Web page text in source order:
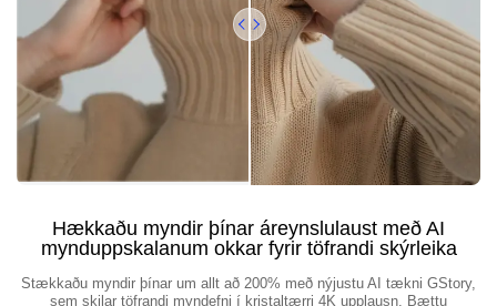
Hækkaðu myndir þínar áreynslulaust með AI
mynduppskalanum okkar fyrir töfrandi skýrleika
Stækkaðu myndir þínar um allt að 200% með nýjustu AI tækni GStory,
sem skilar töfrandi myndefni í kristaltærri 4K upplausn. Bættu